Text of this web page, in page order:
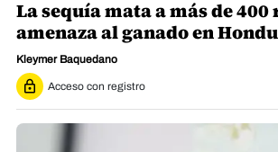
La sequía mata a más de 400
amenaza al ganado en
Kleymer Baquedano
Acceso con registro